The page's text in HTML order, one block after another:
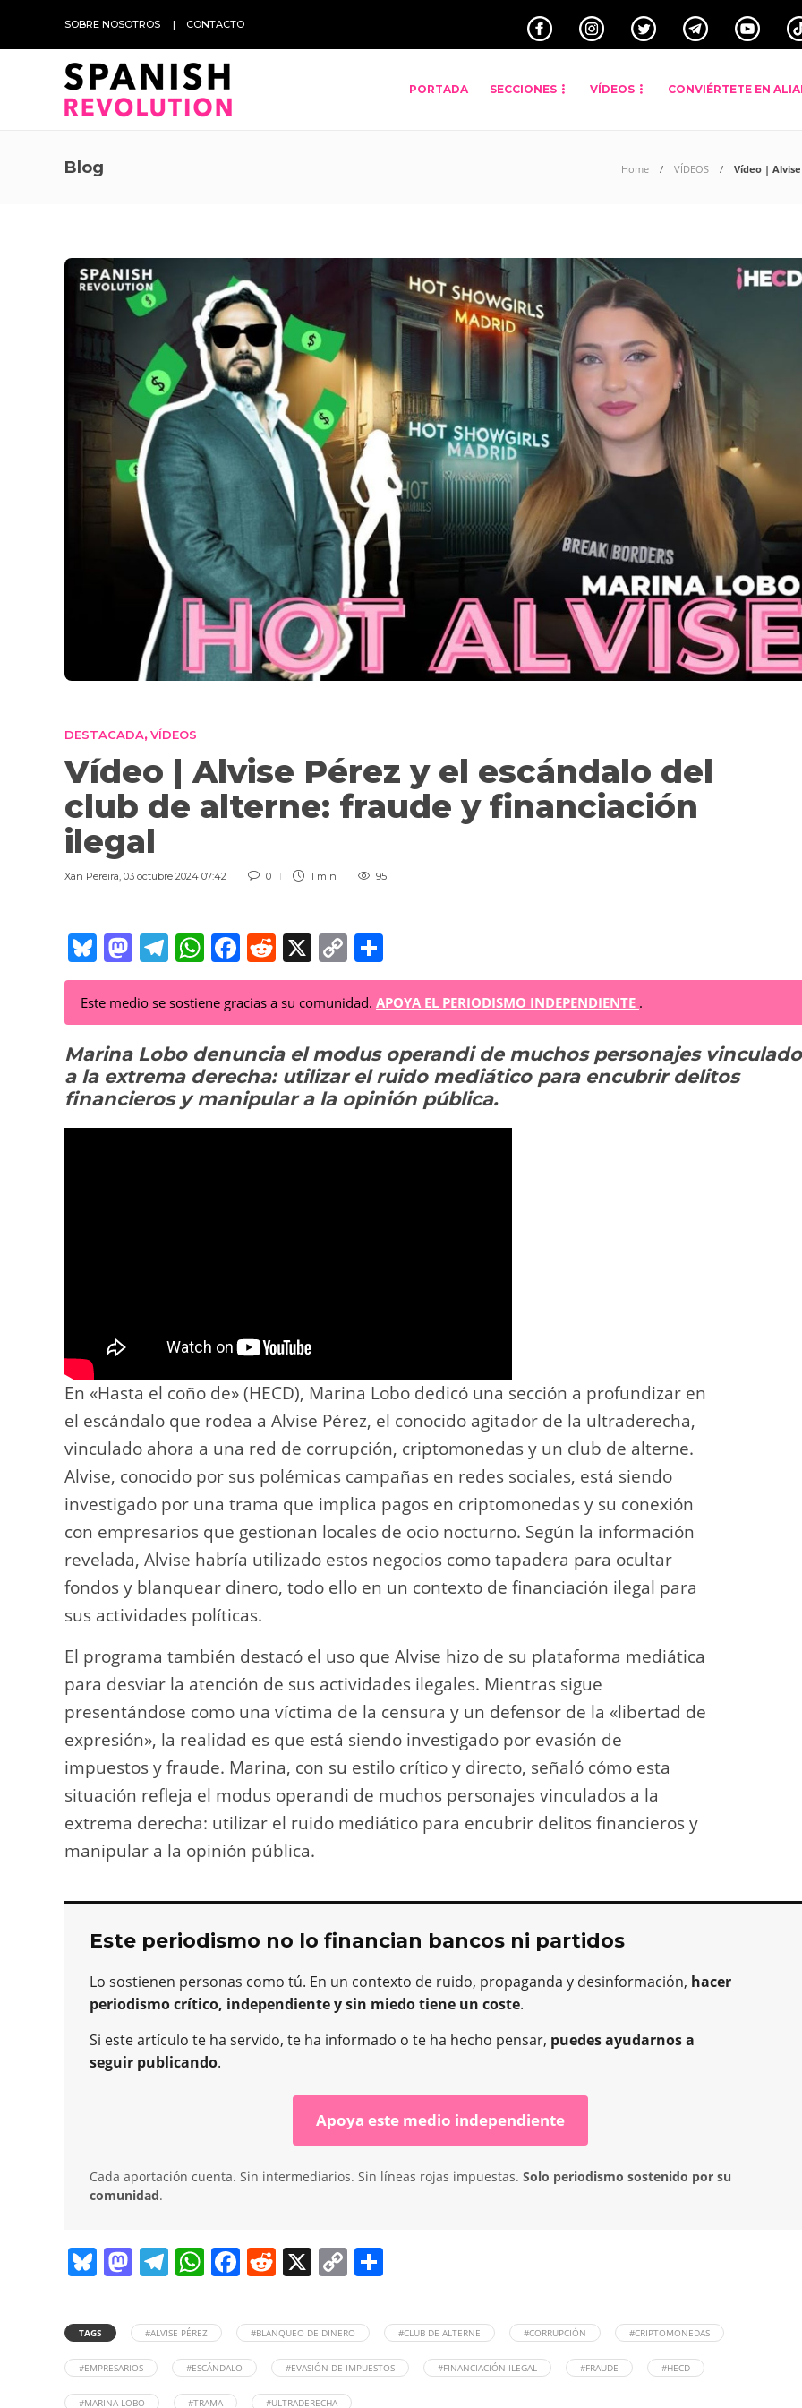
SOBRE NOSOTROS CONTACTO
PORTADA SECCIONES VÍDEOS CONVIÉRTETE EN
Blog Home VÍDEOS Vídeo |
DESTACADA, VÍDEOS
Vídeo | Alvise Pérez y el escándalo del
club de alterne: fraude y financiación
ilegal
Xan Pereira, 03 octubre 2024 07:42 0 1 min 95
Bl
u
e
sk
y
M
a
st
o
d
o
n
T
el
e
gr
a
m
W
h
at
s
A
p
p
F
a
c
e
b
o
o
R
e
d
di
t
X C
o
p
y
Li
n
k
o
m
p
ar
tir
Este medio se sostiene gracias a su comunidad. APOYA EL PERIODISMO INDEPENDIENTE .
Marina Lobo denuncia el modus operandi de muchos personajes
a la extrema derecha: utilizar el ruido mediático para encubrir delitos
financieros y manipular a la opinión pública.
En «Hasta el coño de» (HECD), Marina Lobo dedicó una sección a profundizar en
el escándalo que rodea a Alvise Pérez, el conocido agitador de la ultraderecha,
vinculado ahora a una red de corrupción, criptomonedas y un club de alterne.
Alvise, conocido por sus polémicas campañas en redes sociales, está siendo
investigado por una trama que implica pagos en criptomonedas y su conexión
con empresarios que gestionan locales de ocio nocturno. Según la información
revelada, Alvise habría utilizado estos negocios como tapadera para ocultar
fondos y blanquear dinero, todo ello en un contexto de financiación ilegal para
sus actividades políticas.
El programa también destacó el uso que Alvise hizo de su plataforma mediática
para desviar la atención de sus actividades ilegales. Mientras sigue
presentándose como una víctima de la censura y un defensor de la «libertad de
expresión», la realidad es que está siendo investigado por evasión de
impuestos y fraude. Marina, con su estilo crítico y directo, señaló cómo esta
situación refleja el modus operandi de muchos personajes vinculados a la
extrema derecha: utilizar el ruido mediático para encubrir delitos financieros y
manipular a la opinión pública.
Este periodismo no lo financian bancos ni partidos
Lo sostienen personas como tú. En un contexto de ruido, propaganda y desinformación, hacer
periodismo crítico, independiente y sin miedo tiene un coste.
Si este artículo te ha servido, te ha informado o te ha hecho pensar, puedes ayudarnos a
seguir publicando.
Apoya este medio independiente
Cada aportación cuenta. Sin intermediarios. Sin líneas rojas impuestas. Solo periodismo sostenido por su
comunidad.
Bl
e
sk
y
M
st
o
d
T
e
gr
a
W
at
s
A
F
c
e
b
R
d
di
t
X C
p
y
Li
m
p
ar
TAGS #ALVISE PÉREZ #BLANQUEO DE DINERO #CLUB DE ALTERNE #CORRUPCIÓN #CRIPTOMONEDAS
#EMPRESARIOS #ESCÁNDALO #EVASIÓN DE IMPUESTOS #FINANCIACIÓN ILEGAL #FRAUDE #HECD
#MARINA LOBO #TRAMA #ULTRADERECHA